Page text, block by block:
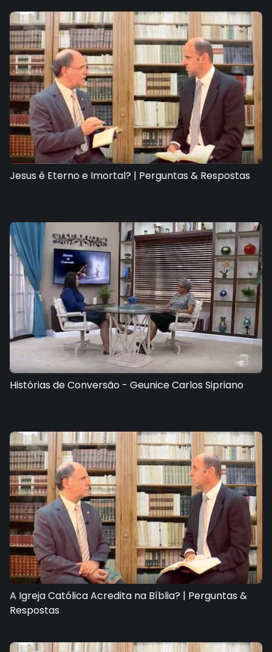
Jesus é Eterno e Imortal? | Perguntas & Respostas
Histórias de Conversão - Geunice Carlos Sipriano
A Igreja Católica Acredita na Bíblia? | Perguntas &
Respostas